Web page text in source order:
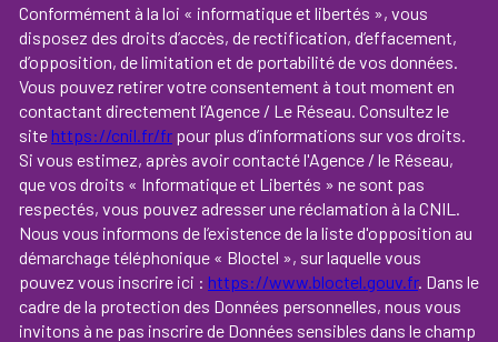
Conformément à la loi « informatique et libertés », vous
disposez des droits d’accès, de rectification, d’effacement,
d’opposition, de limitation et de portabilité de vos données.
Vous pouvez retirer votre consentement à tout moment en
contactant directement l’Agence / Le Réseau. Consultez le
site https://cnil.fr/fr pour plus d’informations sur vos droits.
Si vous estimez, après avoir contacté l'Agence / le Réseau,
que vos droits « Informatique et Libertés » ne sont pas
respectés, vous pouvez adresser une réclamation à la CNIL.
Nous vous informons de l’existence de la liste d'opposition au
démarchage téléphonique « Bloctel », sur laquelle vous
pouvez vous inscrire ici : https://www.bloctel.gouv.fr. Dans le
cadre de la protection des Données personnelles, nous vous
invitons à ne pas inscrire de Données sensibles dans le champ